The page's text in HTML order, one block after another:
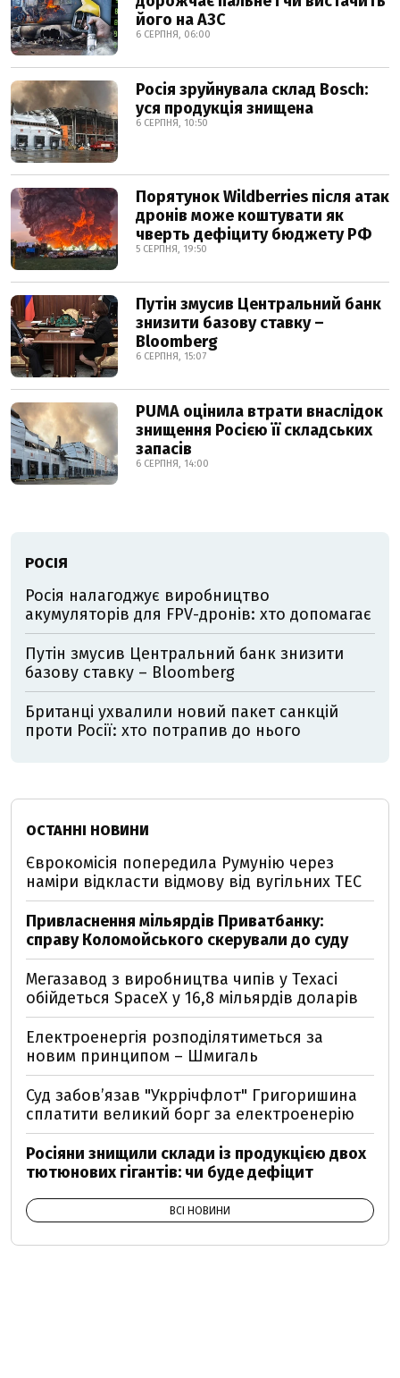
його на АЗС
6 СЕРПНЯ, 06:00
Росія зруйнувала склад Bosch:
уся продукція знищена
6 СЕРПНЯ, 10:50
Порятунок Wildberries після атак
дронів може коштувати як
чверть дефіциту бюджету РФ
5 СЕРПНЯ, 19:50
Путін змусив Центральний банк
знизити базову ставку –
Bloomberg
6 СЕРПНЯ, 15:07
PUMA оцінила втрати внаслідок
знищення Росією її складських
запасів
6 СЕРПНЯ, 14:00
РОСІЯ
Росія налагоджує виробництво
акумуляторів для FPV-дронів: хто допомагає
Путін змусив Центральний банк знизити
базову ставку – Bloomberg
Британці ухвалили новий пакет санкцій
проти Росії: хто потрапив до нього
ОСТАННІ НОВИНИ
Єврокомісія попередила Румунію через
наміри відкласти відмову від вугільних ТЕС
Привласнення мільярдів Приватбанку:
справу Коломойського скерували до суду
Мегазавод з виробництва чипів у Техасі
обійдеться SpaceX у 16,8 мільярдів доларів
Електроенергія розподілятиметься за
новим принципом – Шмигаль
Суд забов’язав "Укррічфлот" Григоришина
сплатити великий борг за електроенерію
Росіяни знищили склади із продукцією двох
тютюнових гігантів: чи буде дефіцит
ВСІ НОВИНИ